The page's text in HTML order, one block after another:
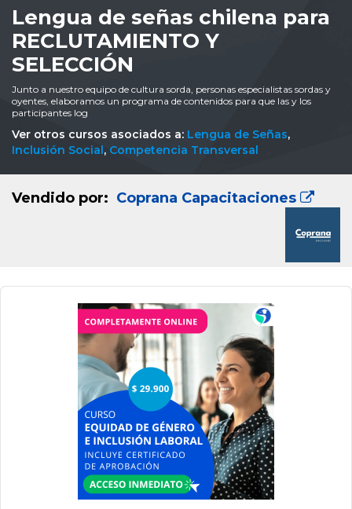
Lengua de señas chilena para
RECLUTAMIENTO Y
SELECCIÓN
Junto a nuestro equipo de cultura sorda, personas especialistas sordas y
oyentes, elaboramos un programa de contenidos para que las y los
participantes log
Ver otros cursos asociados a: Lengua de Señas,
Inclusión Social, Competencia Transversal
Vendido por: Coprana Capacitaciones